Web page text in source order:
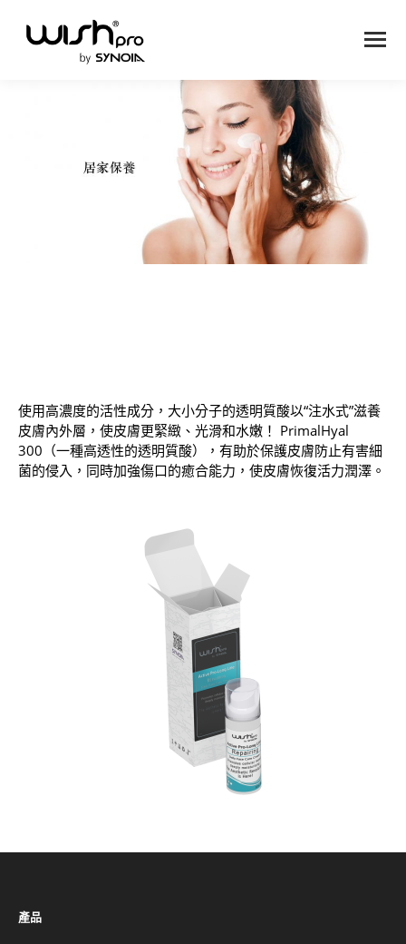
使用高濃度的活性成分，大小分子的透明質酸以“注水式”滋養
皮膚內外層，使皮膚更緊緻、光滑和水嫩！ PrimalHyal
300（一種高透性的透明質酸），有助於保護皮膚防止有害細
菌的侵入，同時加強傷口的癒合能力，使皮膚恢復活力潤澤。
產品